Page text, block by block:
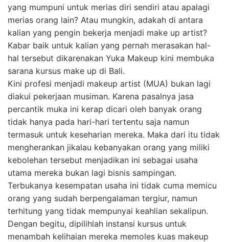
yang mumpuni untuk merias diri sendiri atau apalagi
merias orang lain? Atau mungkin, adakah di antara
kalian yang pengin bekerja menjadi make up artist?
Kabar baik untuk kalian yang pernah merasakan hal-
hal tersebut dikarenakan Yuka Makeup kini membuka
sarana kursus make up di Bali.
Kini profesi menjadi makeup artist (MUA) bukan lagi
diakui pekerjaan musiman. Karena pasalnya jasa
percantik muka ini kerap dicari oleh banyak orang
tidak hanya pada hari-hari tertentu saja namun
termasuk untuk keseharian mereka. Maka dari itu tidak
mengherankan jikalau kebanyakan orang yang miliki
kebolehan tersebut menjadikan ini sebagai usaha
utama mereka bukan lagi bisnis sampingan.
Terbukanya kesempatan usaha ini tidak cuma memicu
orang yang sudah berpengalaman tergiur, namun
terhitung yang tidak mempunyai keahlian sekalipun.
Dengan begitu, dipilihlah instansi kursus untuk
menambah kelihaian mereka memoles kuas makeup